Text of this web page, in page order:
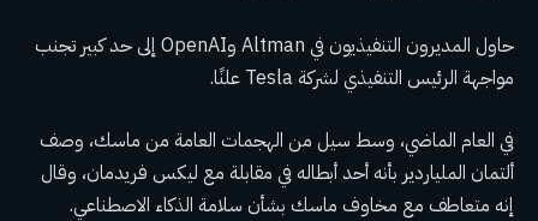
حاول المديرون التنفيذيون في Altman وOpenAI إلى حد كبير تجنب
مواجهة الرئيس التنفيذي لشركة Tesla علنًا.
في العام الماضي، وسط سيل من الهجمات العامة من ماسك، وصف
ألتمان الملياردير بأنه أحد أبطاله في مقابلة مع ليكس فريدمان، وقال
إنه متعاطف مع مخاوف ماسك بشأن سلامة الذكاء الاصطناعي.